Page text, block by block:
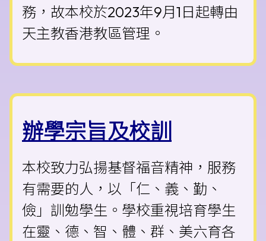
務，故本校於2023年9月1日起轉由
天主教香港教區管理。
辦學宗旨及校訓
本校致力弘揚基督福音精神，服務
有需要的人，以「仁、義、勤、
儉」訓勉學生。學校重視培育學生
在靈、德、智、體、群、美六育各